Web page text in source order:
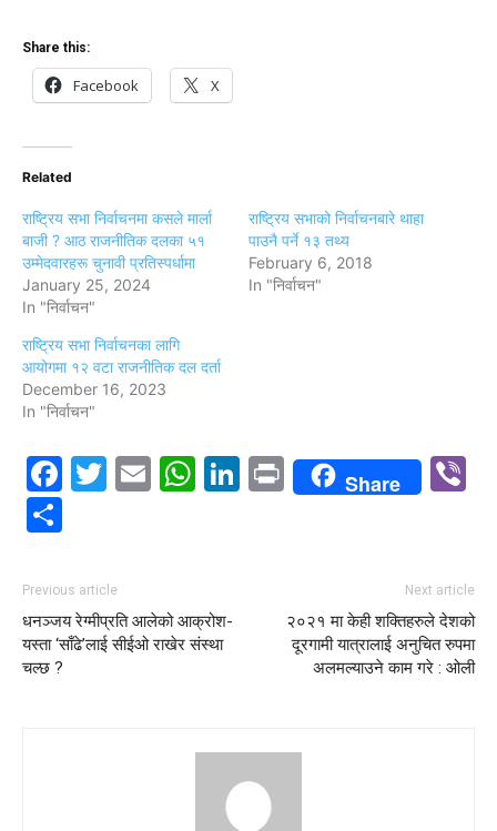
Share this:
Facebook X
Related
राष्ट्रिय सभा निर्वाचनमा कसले मार्ला
बाजी ? आठ राजनीतिक दलका ५१
उम्मेदवारहरू चुनावी प्रतिस्पर्धामा
January 25, 2024
In "निर्वाचन"
राष्ट्रिय सभाको निर्वाचनबारे थाहा
पाउनै पर्ने १३ तथ्य
February 6, 2018
In "निर्वाचन"
राष्ट्रिय सभा निर्वाचनका लागि
आयोगमा १२ वटा राजनीतिक दल दर्ता
December 16, 2023
In "निर्वाचन"
Facebook
Twitter
EmailWhatsApp
LinkedIn
PrintShare
Previous article
धनञ्जय रेग्मीप्रति आलेको आक्रोश-
यस्ता ‘साँढे’लाई सीईओ राखेर संस्था
चल्छ ?
Next article
२०२१ मा केही शक्तिहरुले देशको
दूरगामी यात्रालाई अनुचित रुपमा
अलमल्याउने काम गरे : ओली